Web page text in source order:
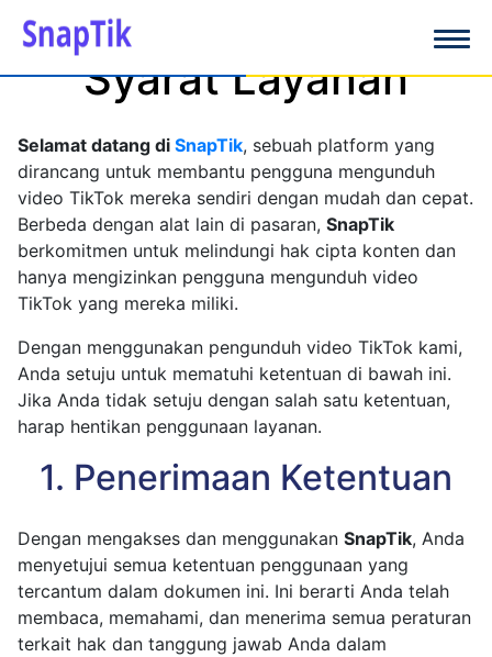
Syarat Layanan
Selamat datang di SnapTik, sebuah platform yang
dirancang untuk membantu pengguna mengunduh
video TikTok mereka sendiri dengan mudah dan cepat.
Berbeda dengan alat lain di pasaran, SnapTik
berkomitmen untuk melindungi hak cipta konten dan
hanya mengizinkan pengguna mengunduh video
TikTok yang mereka miliki.
Dengan menggunakan pengunduh video TikTok kami,
Anda setuju untuk mematuhi ketentuan di bawah ini.
Jika Anda tidak setuju dengan salah satu ketentuan,
harap hentikan penggunaan layanan.
1. Penerimaan Ketentuan
Dengan mengakses dan menggunakan SnapTik, Anda
menyetujui semua ketentuan penggunaan yang
tercantum dalam dokumen ini. Ini berarti Anda telah
membaca, memahami, dan menerima semua peraturan
terkait hak dan tanggung jawab Anda dalam